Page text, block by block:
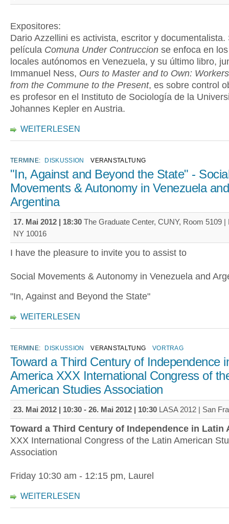
Expositores:
Dario Azzellini es activista, escritor y documentalista.
película Comuna Under Contruccion se enfoca en
locales autónomos en Venezuela, y su último libro,
Immanuel Ness, Ours to Master and to Own:
from the Commune to the Present, es sobre control
es profesor en el Instituto de Sociología de la
Johannes Kepler en Austria.
WEITERLESEN
TERMINE: DISKUSSION VERANSTALTUNG
"In, Against and Beyond the State" -
Movements & Autonomy in Venezuela and
Argentina
17. Mai 2012 | 18:30 The Graduate Center, CUNY, Room 5109 |
NY 10016
I have the pleasure to invite you to assist to
Social Movements & Autonomy in Venezuela and
"In, Against and Beyond the State"
WEITERLESEN
TERMINE: DISKUSSION VERANSTALTUNG VORTRAG
Toward a Third Century of Independence
America XXX International Congress of
American Studies Association
23. Mai 2012 | 10:30 - 26. Mai 2012 | 10:30 LASA 2012 | San
Toward a Third Century of Independence in Latin
XXX International Congress of the Latin American
Association
Friday 10:30 am - 12:15 pm, Laurel
WEITERLESEN